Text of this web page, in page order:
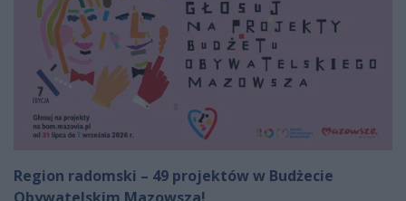
Region radomski – 49 projektów w Budżecie